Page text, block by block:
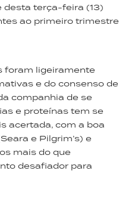
desta terça-feira (13)
ao primeiro trimestre
foram ligeiramente
e do consenso de
companhia de se
e proteínas tem se
acertada, com a boa
e Pilgrim’s) e
mais do que
desafiador para